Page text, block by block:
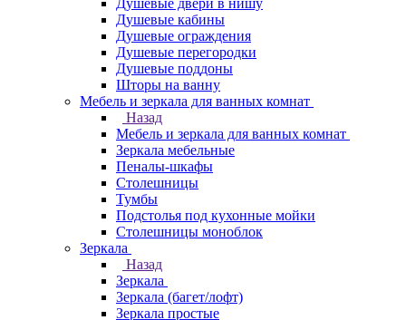
Душевые двери в нишу
Душевые кабины
Душевые ограждения
Душевые перегородки
Душевые поддоны
Шторы на ванну
Мебель и зеркала для ванных комнат
Назад
Мебель и зеркала для ванных комнат
Зеркала мебельные
Пеналы-шкафы
Столешницы
Тумбы
Подстолья под кухонные мойки
Столешницы моноблок
Зеркала
Назад
Зеркала
Зеркала (багет/лофт)
Зеркала простые